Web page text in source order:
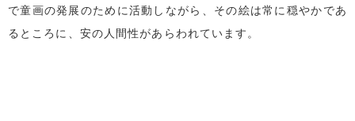
で童画の発展のために活動しながら、その絵は常に穏やかであ
るところに、安の人間性があらわれています。